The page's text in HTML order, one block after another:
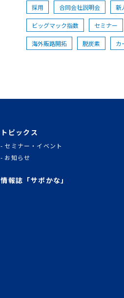
採用 合同会社説明会 新
ビッグマック指数 セミナー
海外販路開拓 脱炭素 カ
トピックス
セミナー・イベント
お知らせ
情報誌「サポかな」